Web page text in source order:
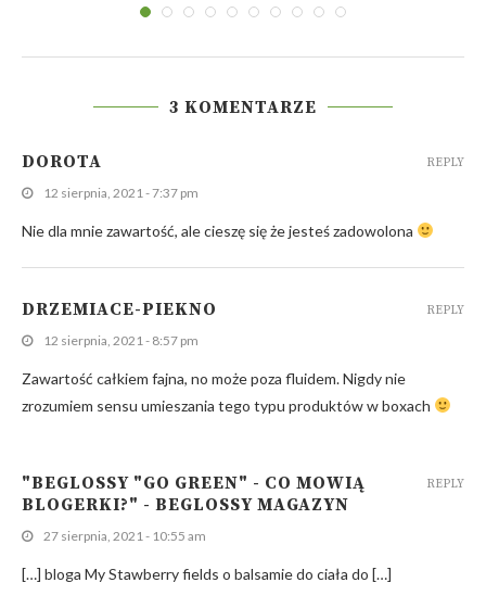
3 KOMENTARZE
DOROTA
12 sierpnia, 2021 - 7:37 pm
Nie dla mnie zawartość, ale cieszę się że jesteś zadowolona
REPLY
DRZEMIACE-PIEKNO
12 sierpnia, 2021 - 8:57 pm
Zawartość całkiem fajna, no może poza fluidem. Nigdy nie
zrozumiem sensu umieszania tego typu produktów w boxach
REPLY
"BEGLOSSY "GO GREEN" - CO MOWIĄ
BLOGERKI?" - BEGLOSSY MAGAZYN
27 sierpnia, 2021 - 10:55 am
[…] bloga My Stawberry fields o balsamie do ciała do […]
REPLY